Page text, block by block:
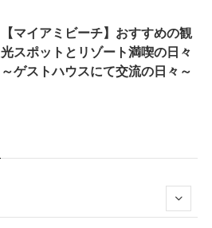
【マイアミビーチ】おすすめの観
光スポットとリゾート満喫の日々
～ゲストハウスにて交流の日々～